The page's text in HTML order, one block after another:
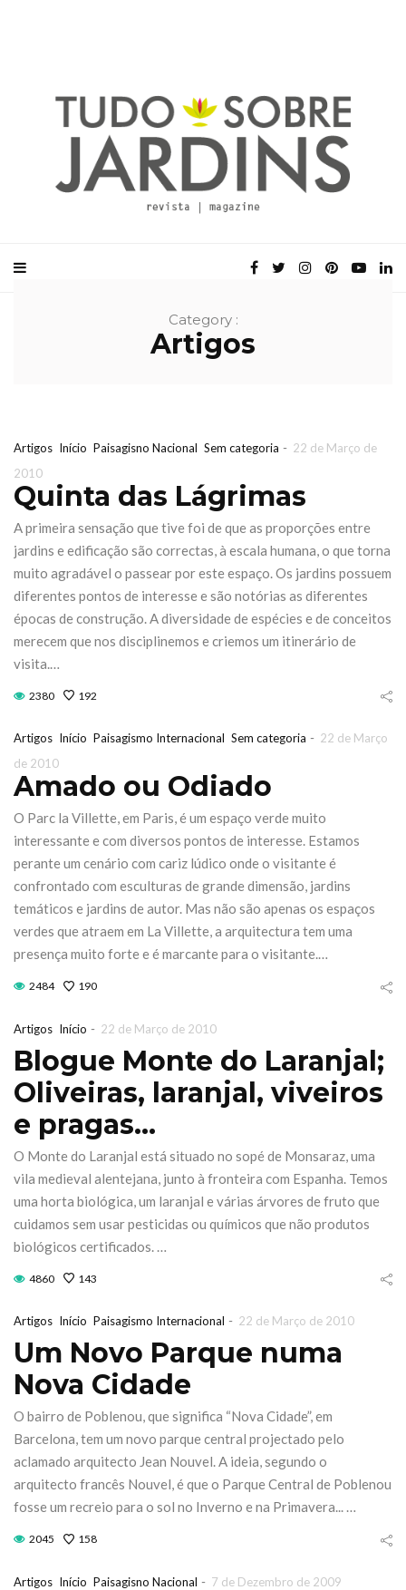
Jardinagem
17 &
18 de
Julho de 2026
READING
Iberflora lança
concurso de
paisagismo para
transformar o
Fórum Norte
21 de Julho de 2026
CONTINUE READING
Category :
Artigos
Artigos Início Paisagisno Nacional Sem categoria - 22 de Março de
2010
Quinta das Lágrimas
A primeira sensação que tive foi de que as proporções entre
jardins e edificação são correctas, à escala humana, o que torna
muito agradável o passear por este espaço. Os jardins possuem
diferentes pontos de interesse e são notórias as diferentes
épocas de construção. A diversidade de espécies e de conceitos
merecem que nos disciplinemos e criemos um itinerário de
visita.…
2380 192
Artigos Início Paisagismo Internacional Sem categoria - 22 de Março
de 2010
Amado ou Odiado
O Parc la Villette, em Paris, é um espaço verde muito
interessante e com diversos pontos de interesse. Estamos
perante um cenário com cariz lúdico onde o visitante é
confrontado com esculturas de grande dimensão, jardins
temáticos e jardins de autor. Mas não são apenas os espaços
verdes que atraem em La Villette, a arquitectura tem uma
presença muito forte e é marcante para o visitante.…
2484 190
Artigos Início - 22 de Março de 2010
Blogue Monte do Laranjal;
Oliveiras, laranjal, viveiros
e pragas…
O Monte do Laranjal está situado no sopé de Monsaraz, uma
vila medieval alentejana, junto à fronteira com Espanha. Temos
uma horta biológica, um laranjal e várias árvores de fruto que
cuidamos sem usar pesticidas ou químicos que não produtos
biológicos certificados. …
4860 143
Artigos Início Paisagismo Internacional - 22 de Março de 2010
Um Novo Parque numa
Nova Cidade
O bairro de Poblenou, que significa “Nova Cidade”, em
Barcelona, tem um novo parque central projectado pelo
aclamado arquitecto Jean Nouvel. A ideia, segundo o
arquitecto francês Nouvel, é que o Parque Central de Poblenou
fosse um recreio para o sol no Inverno e na Primavera... …
2045 158
Artigos Início Paisagisno Nacional - 7 de Dezembro de 2009